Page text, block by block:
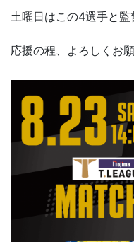
土曜日はこの4選手と監
応援の程、よろしくお